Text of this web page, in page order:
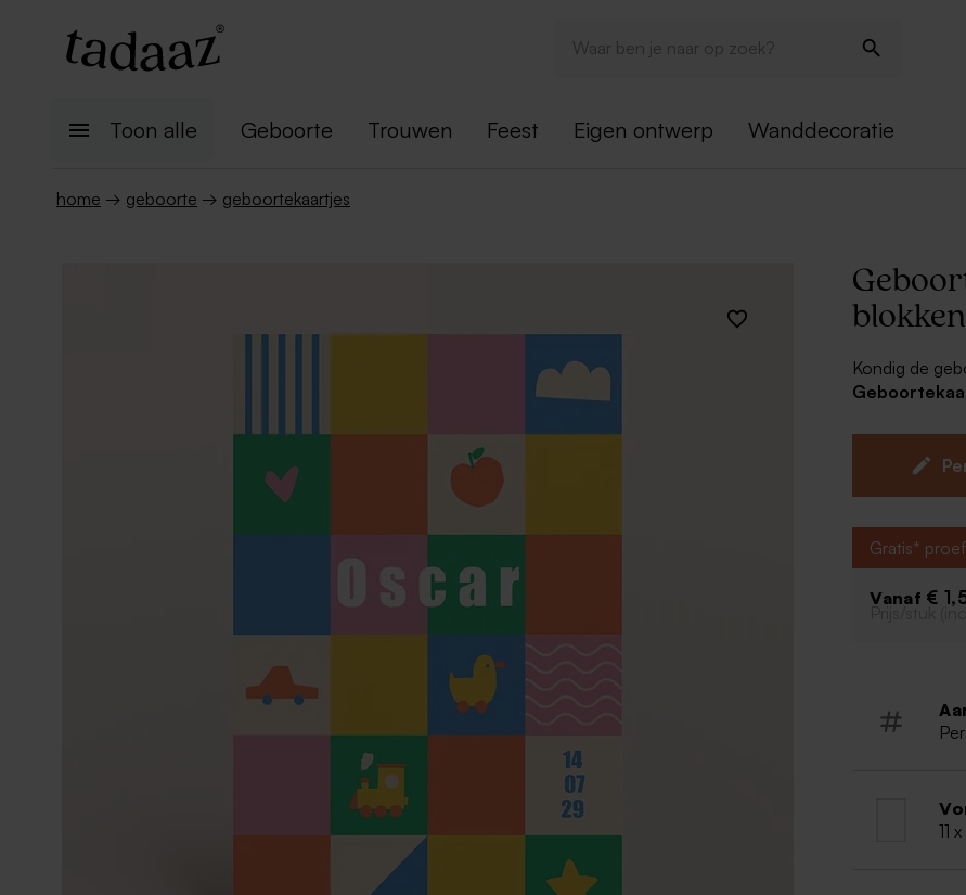
Toon alle Geboorte Trouwen Feest Eigen ontwerp Wanddecoratie
home → geboorte → geboortekaartjes
blokken
Kondig de
vrienden.
geheel te
Uniek
Gratis*
Vanaf €
Prijs/stuk
11